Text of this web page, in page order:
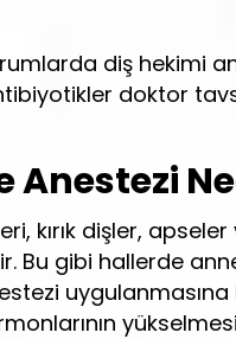
diş hekimi
doktor
Anestezi
kırık dişler, apseler
gibi hallerde
uygulanmasına